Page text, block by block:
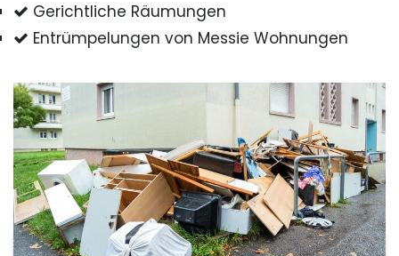
Gerichtliche Räumungen
Entrümpelungen von Messie Wohnungen